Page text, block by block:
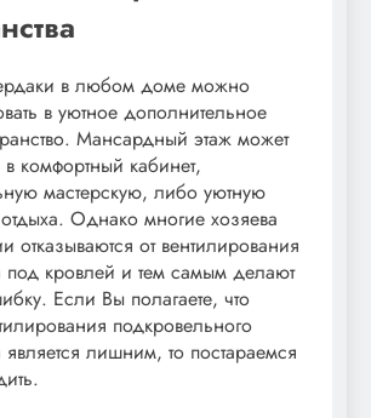
в любом доме можно
в уютное дополнительное
Мансардный этаж может
в комфортный кабинет,
мастерскую, либо уютную
Однако многие хозяева
отказываются от вентилирования
под кровлей и тем самым делают
Если Вы полагаете, что
подкровельного
является лишним, то постараемся